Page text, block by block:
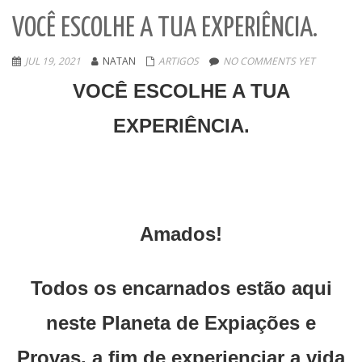
VOCÊ ESCOLHE A TUA EXPERIÊNCIA.
JUL 19, 2021 NATAN ARTIGOS NO COMMENTS YET
VOCÊ ESCOLHE A TUA
EXPERIÊNCIA.
Amados!
Todos os encarnados estão aqui
neste Planeta de Expiações e
Provas, a fim de experienciar a vida